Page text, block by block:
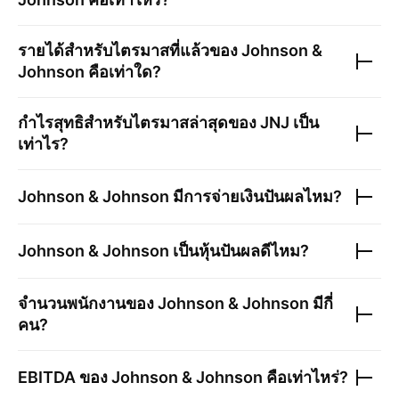
รายได้สำหรับไตรมาสที่แล้วของJohnson &
Johnson คือเท่าใด?
กำไรสุทธิสำหรับไตรมาสล่าสุดของJNJ เป็น
เท่าไร?
Johnson & Johnson มีการจ่ายเงินปันผลไหม?
Johnson & Johnson เป็นหุ้นปันผลดีไหม?
จำนวนพนักงานของJohnson & Johnson มีกี่
คน?
EBITDA ของJohnson & Johnson คือเท่าไหร่?